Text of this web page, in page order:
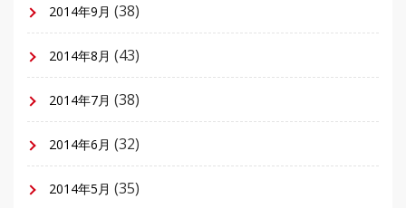
2014年9月 (38)
2014年8月 (43)
2014年7月 (38)
2014年6月 (32)
2014年5月 (35)